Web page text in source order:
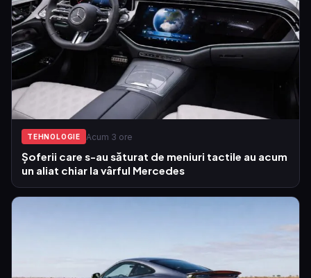
TEHNOLOGIE Acum 3 ore
Șoferii care s-au săturat de meniuri tactile au acum
un aliat chiar la vârful Mercedes